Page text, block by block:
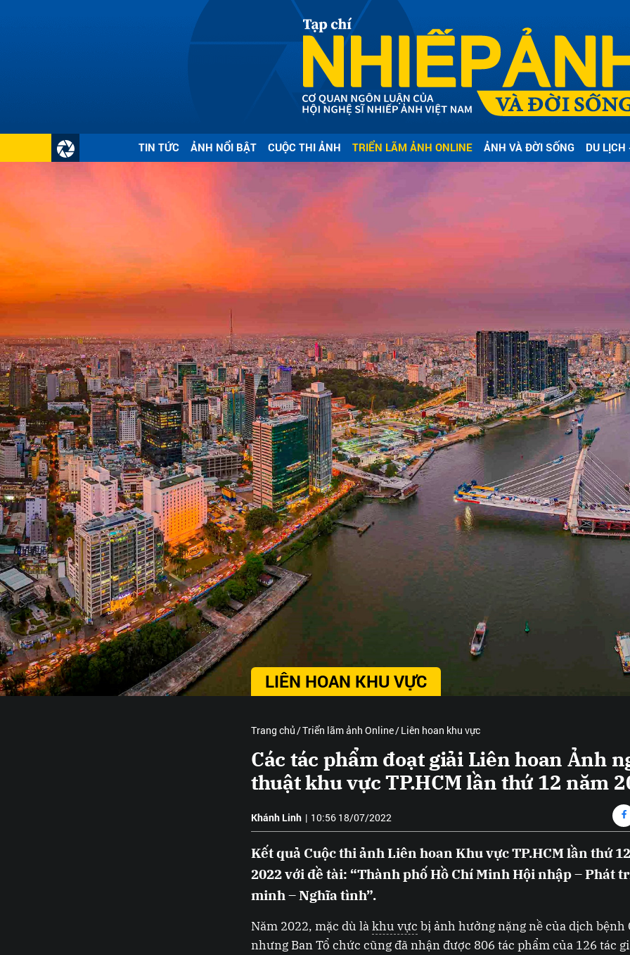
TIN TỨC ẢNH NỔI BẬT CUỘC THI ẢNH TRIỂN LÃM ẢNH ONLINE ẢNH VÀ ĐỜI SỐNG DU
LIÊN HOAN KHU VỰC
Trang chủ Triển lãm ảnh Online Liên hoan khu vực
Các tác phẩm đoạt giải Liên hoan Ảnh
thuật khu vực TP.HCM lần thứ 12 năm
Khánh Linh | 10:56 18/07/2022
Kết quả Cuộc thi ảnh Liên hoan Khu vực TP.HCM lần thứ
2022 với đề tài: “Thành phố Hồ Chí Minh Hội nhập – Phát
minh – Nghĩa tình”.
Năm 2022, mặc dù làkhu vực bị ảnh hưởng nặng nề của dịch bệnh
nhưng Ban Tổ chức cũng đã nhận được 806 tác phẩm của 126 tác
Gửi bình luận